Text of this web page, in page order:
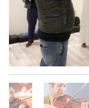
لتعليم الطلبة